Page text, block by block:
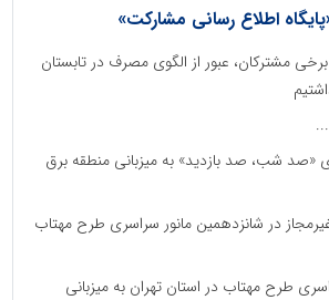
اطلاع رسانی مشارکت»
مشترکان، عبور از الگوی مصرف در تابستان
«صد شب، صد بازدید» به میزبانی منطقه برق
183 برق غیرمجاز در شانزدهمین مانور سراسری طرح مهتاب
طرح مهتاب در استان تهران به میزبانی